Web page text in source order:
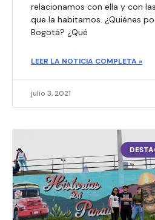
relacionamos con ella y con
que la habitamos. ¿Quiénes
Bogotá? ¿Qué
LEER LA NOTICIA COMPLETA »
julio 3, 2021